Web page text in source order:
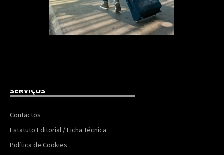
SERVIÇOS
Contactos
Estatuto Editorial / Ficha Técnica
Política de Cookies